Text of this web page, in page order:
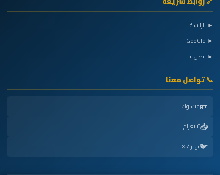
► الرئيسية
► GooGle
► اتصل بنا
📞 تواصل معنا
📼فيسبوك
📥تيليغرام
🐦تويتر / X